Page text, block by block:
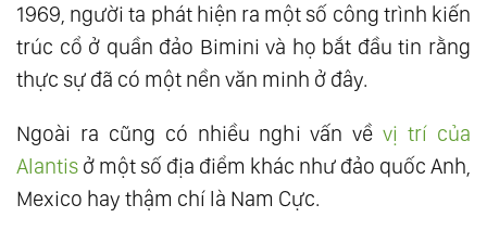
1969, người ta phát hiện ra một số công trình kiến
trúc cổ ở quần đảo Bimini và họ bắt đầu tin rằng
thực sự đã có một nền văn minh ở đây.
Ngoài ra cũng có nhiều nghi vấn vềvị trí của
Alantis ở một số địa điểm khác như đảo quốc Anh,
Mexico hay thậm chí là Nam Cực.